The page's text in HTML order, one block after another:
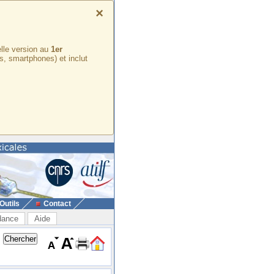
×
version au 1er
smartphones) et inclut
Outils Contact
Aide